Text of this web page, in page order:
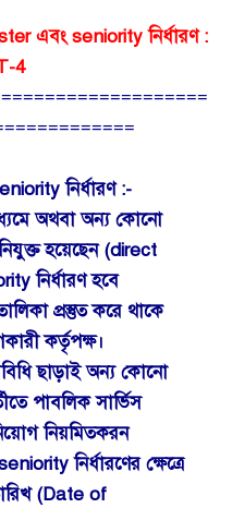
এবং seniority নির্ধারণ :
4
নির্ধারণ :-
অথবা অন্য কোনো
হয়েছেন (direct
নির্ধারণ হবে
প্রস্তুত করে থাকে
কর্তৃপক্ষ।
ছাড়াই অন্য কোনো
পাবলিক সার্ভিস
নিয়মিতকরন
নির্ধারণের ক্ষেত্রে
(Date of